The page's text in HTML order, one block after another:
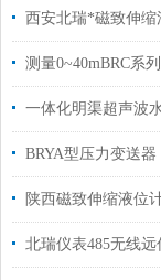
西安北瑞*磁致伸缩
测量0~40mBRC系
BRYA型压力变送器
陕西磁致伸缩液位
北瑞仪表485无线远